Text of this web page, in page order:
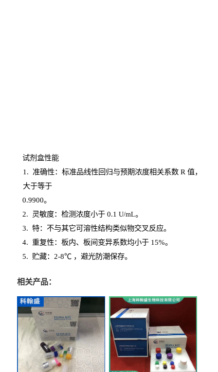
试剂盒性能
1 . 准确性：标准品线性回归与预期浓度相关系数 R 值，
大于等于
0.9900。
2. 灵敏度：检测浓度小于0.1 U/mL。
3. 特：不与其它可溶性结构类似物交叉反应。
4. 重复性：板内、板间变异系数均小于15%。
5. 贮藏：2-8℃ ，避光防潮保存。
相关产品：